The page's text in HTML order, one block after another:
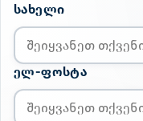
ᲡᲐᲮᲔᲚᲘ
ᲔᲚ-ᲤᲝᲡᲢᲐ